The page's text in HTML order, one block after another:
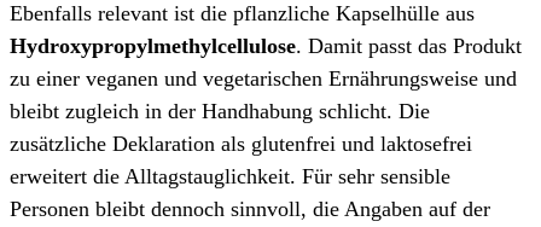
Ebenfalls relevant ist die pflanzliche Kapselhülle aus
Hydroxypropylmethylcellulose. Damit passt das Produkt
zu einer veganen und vegetarischen Ernährungsweise und
bleibt zugleich in der Handhabung schlicht. Die
zusätzliche Deklaration als glutenfrei und laktosefrei
erweitert die Alltagstauglichkeit. Für sehr sensible
Personen bleibt dennoch sinnvoll, die Angaben auf der